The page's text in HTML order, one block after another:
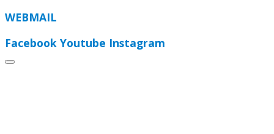
WEBMAIL
Facebook Youtube Instagram